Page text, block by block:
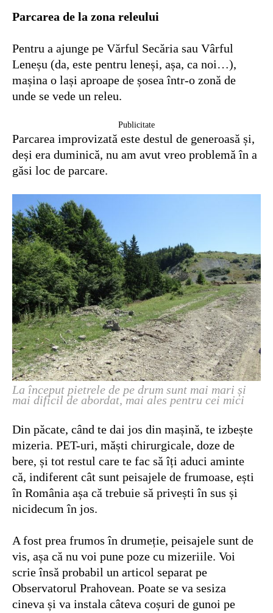
Parcarea de la zona releului
Pentru a ajunge pe Vărful Secăria sau Vârful
Leneșu (da, este pentru leneși, așa, ca noi…),
mașina o lași aproape de șosea într-o zonă de
unde se vede un releu.
Publicitate
Parcarea improvizată este destul de generoasă și,
deși era duminică, nu am avut vreo problemă în a
găsi loc de parcare.
La început pietrele de pe drum sunt mai mari și
mai dificil de abordat, mai ales pentru cei mici
Din păcate, când te dai jos din mașină, te izbește
mizeria. PET-uri, măști chirurgicale, doze de
bere, și tot restul care te fac să îți aduci aminte
că, indiferent cât sunt peisajele de frumoase, ești
în România așa că trebuie să privești în sus și
nicidecum în jos.
A fost prea frumos în drumeție, peisajele sunt de
vis, așa că nu voi pune poze cu mizeriile. Voi
scrie însă probabil un articol separat pe
Observatorul Prahovean. Poate se va sesiza
cineva și va instala câteva coșuri de gunoi pe